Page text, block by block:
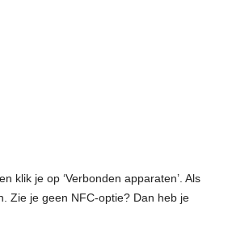
klik je op ‘Verbonden apparaten’. Als
Zie je geen NFC-optie? Dan heb je